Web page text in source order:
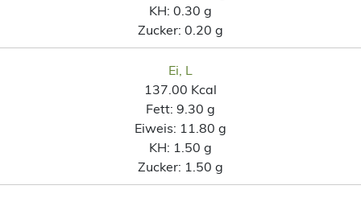
KH: 0.30 g
Zucker: 0.20 g
Ei, L
137.00 Kcal
Fett: 9.30 g
Eiweis: 11.80 g
KH: 1.50 g
Zucker: 1.50 g